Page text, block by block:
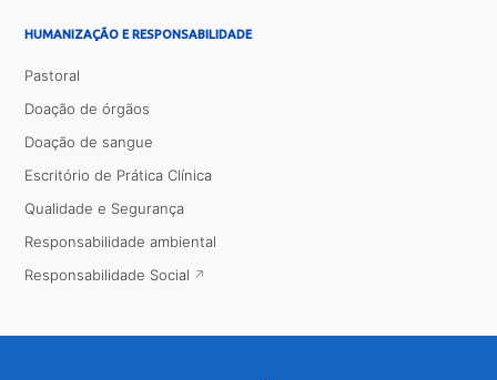
HUMANIZAÇÃO E RESPONSABILIDADE
Pastoral
Doação de órgãos
Doação de sangue
Escritório de Prática Clínica
Qualidade e Segurança
Responsabilidade ambiental
Responsabilidade Social